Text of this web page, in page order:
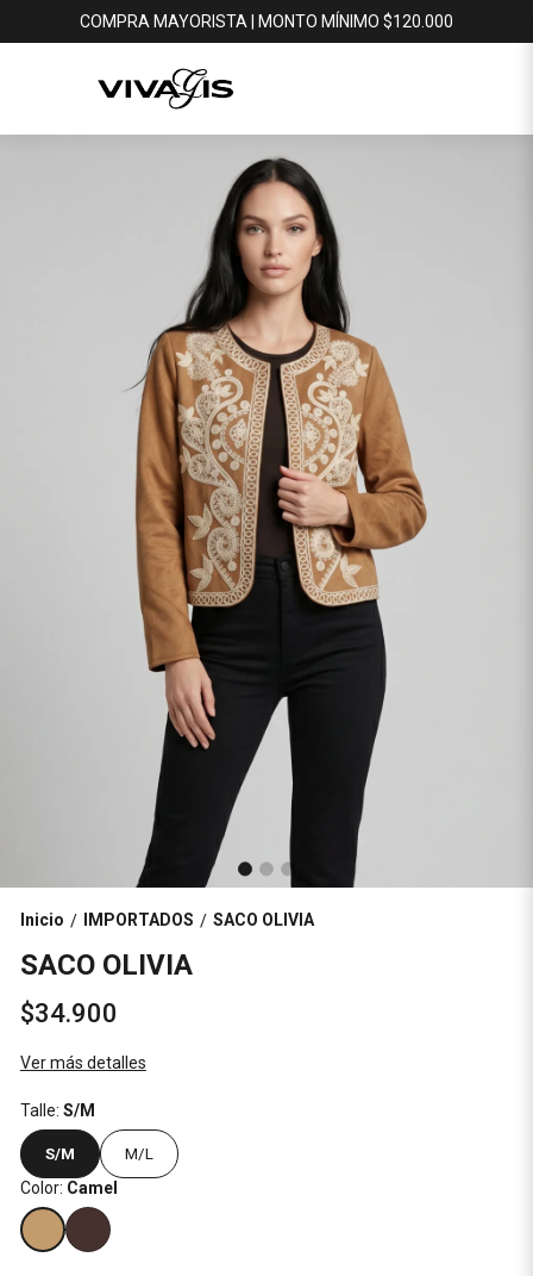
COMPRA MAYORISTA | MONTO MÍNIMO $120.000
Inicio / IMPORTADOS / SACO OLIVIA
SACO OLIVIA
$34.900
Ver más detalles
Talle: S/M
S/M M/L
Color: Camel